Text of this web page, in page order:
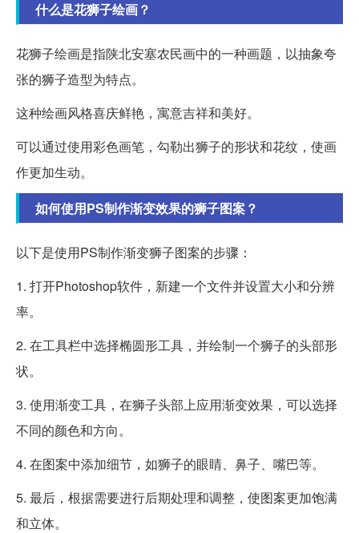
什么是花狮子绘画？
花狮子绘画是指陕北安塞农民画中的一种画题，以抽象夸
张的狮子造型为特点。
这种绘画风格喜庆鲜艳，寓意吉祥和美好。
可以通过使用彩色画笔，勾勒出狮子的形状和花纹，使画
作更加生动。
如何使用PS制作渐变效果的狮子图案？
以下是使用PS制作渐变狮子图案的步骤：
1. 打开Photoshop软件，新建一个文件并设置大小和分辨
率。
2. 在工具栏中选择椭圆形工具，并绘制一个狮子的头部形
状。
3. 使用渐变工具，在狮子头部上应用渐变效果，可以选择
不同的颜色和方向。
4. 在图案中添加细节，如狮子的眼睛、鼻子、嘴巴等。
5. 最后，根据需要进行后期处理和调整，使图案更加饱满
和立体。